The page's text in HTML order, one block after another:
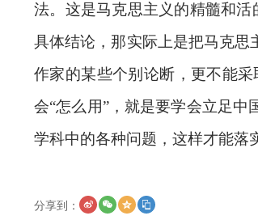
法。这是马克思主义的精髓和活
具体结论，那实际上是把马克
作家的某些个别论断，更不能
会“怎么用”，就是要学会立足
学科中的各种问题，这样才能落
分享到：